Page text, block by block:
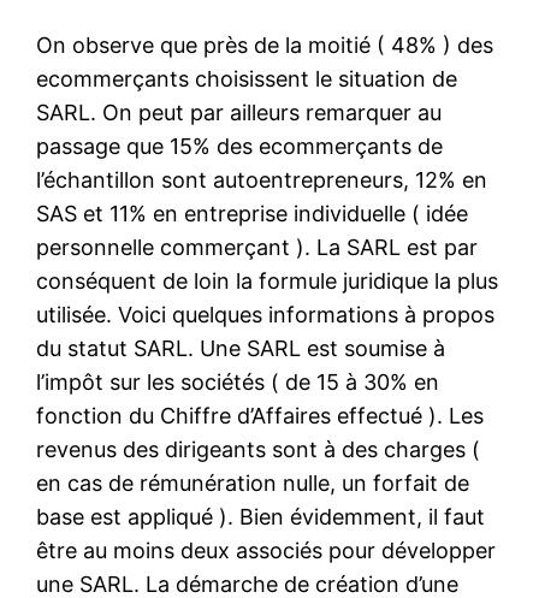
On observe que près de la moitié ( 48% ) des
ecommerçants choisissent le situation de
SARL. On peut par ailleurs remarquer au
passage que 15% des ecommerçants de
l’échantillon sont autoentrepreneurs, 12% en
SAS et 11% en entreprise individuelle ( idée
personnelle commerçant ). La SARL est par
conséquent de loin la formule juridique la plus
utilisée. Voici quelques informations à propos
du statut SARL. Une SARL est soumise à
l’impôt sur les sociétés ( de 15 à 30% en
fonction du Chiffre d’Affaires effectué ). Les
revenus des dirigeants sont à des charges (
en cas de rémunération nulle, un forfait de
base est appliqué ). Bien évidemment, il faut
être au moins deux associés pour développer
une SARL. La démarche de création d’une